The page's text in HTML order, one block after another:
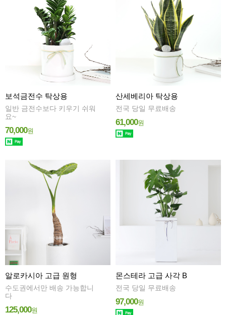
보석금전수 탁상용
일반 금전수보다 키우기 쉬워
요~
70,000원
산세베리아 탁상용
전국 당일 무료배송
61,000원
알로카시아 고급 원형
수도권에서만 배송 가능합니
다
125,000원
몬스테라 고급 사각 B
전국 당일 무료배송
97,000원